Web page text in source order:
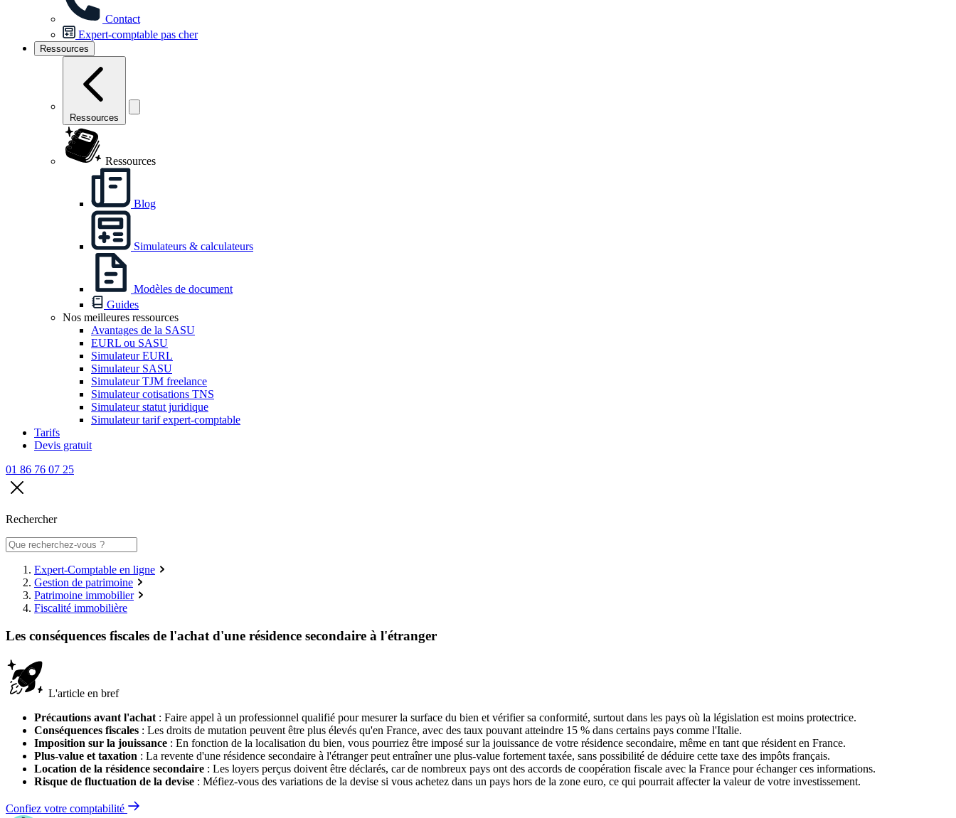
Contact
Expert-comptable pas cher
Ressources
Ressources
Ressources
Blog
Simulateurs & calculateurs
Modèles de document
Guides
Nos meilleures ressources
Avantages de la SASU
EURL ou SASU
Simulateur EURL
Simulateur SASU
Simulateur TJM freelance
Simulateur cotisations TNS
Simulateur statut juridique
Simulateur tarif expert-comptable
Tarifs
Devis gratuit
01 86 76 07 25
Rechercher
Expert-Comptable en ligne
Gestion de patrimoine
Patrimoine immobilier
Fiscalité immobilière
Les conséquences fiscales de l'achat d'une résidence secondaire à l'étranger
L'article en bref
Précautions avant l'achat : Faire appel à un professionnel qualifié pour mesurer la surface du bien et vérifier sa conformité, surtout dans les pays où la législation est moins protectrice.
Conséquences fiscales : Les droits de mutation peuvent être plus élevés qu'en France, avec des taux pouvant atteindre 15 % dans certains pays comme l'Italie.
Imposition sur la jouissance : En fonction de la localisation du bien, vous pourriez être imposé sur la jouissance de votre résidence secondaire, même en tant que résident en France.
Plus-value et taxation : La revente d'une résidence secondaire à l'étranger peut entraîner une plus-value fortement taxée, sans possibilité de déduire cette taxe des impôts français.
Location de la résidence secondaire : Les loyers perçus doivent être déclarés, car de nombreux pays ont des accords de coopération fiscale avec la France pour échanger ces informations.
Risque de fluctuation de la devise : Méfiez-vous des variations de la devise si vous achetez dans un pays hors de la zone euro, ce qui pourrait affecter la valeur de votre investissement.
Confiez votre comptabilité